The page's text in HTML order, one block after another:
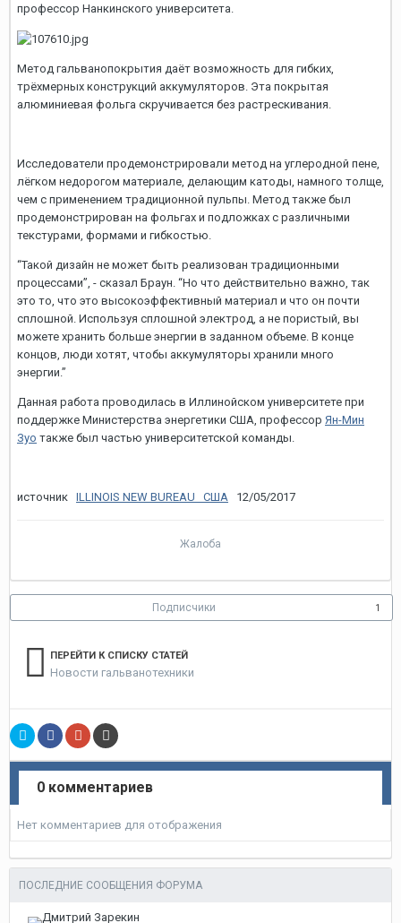
профессор Нанкинского университета.
Метод гальванопокрытия даёт возможность для гибких,
трёхмерных конструкций аккумуляторов. Эта покрытая
алюминиевая фольга скручивается без растрескивания.
Исследователи продемонстрировали метод на углеродной пене,
лёгком недорогом материале, делающим катоды, намного толще,
чем с применением традиционной пульпы. Метод также был
продемонстрирован на фольгах и подложках с различными
текстурами, формами и гибкостью.
“Такой дизайн не может быть реализован традиционными
процессами”, - сказал Браун. “Но что действительно важно, так
это то, что это высокоэффективный материал и что он почти
сплошной. Используя сплошной электрод, а не пористый, вы
можете хранить больше энергии в заданном объеме. В конце
концов, люди хотят, чтобы аккумуляторы хранили много
энергии.”
Данная работа проводилась в Иллинойском университете при
поддержке Министерства энергетики США, профессор Ян-Мин
Зуо также был частью университетской команды.
источник ILLINOIS NEW BUREAU США 12/05/2017
Жалоба
Подписчики 1
ПЕРЕЙТИ К СПИСКУ СТАТЕЙ
Новости гальванотехники
0 комментариев
Нет комментариев для отображения
ПОСЛЕДНИЕ СООБЩЕНИЯ ФОРУМА